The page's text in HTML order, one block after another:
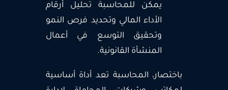
يمكن للمحاسبة تحليل أرقام
الأداء المالي وتحديد فرص النمو
وتحقيق التوسع في أعمال
المنشأة القانونية.
باختصار، المحاسبة تعد أداة أساسية